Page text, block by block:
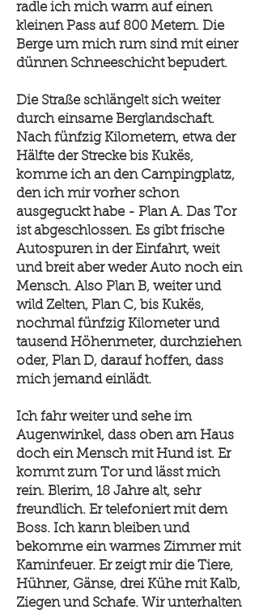
radle ich mich warm auf einen
kleinen Pass auf 800 Metern. Die
Berge um mich rum sind mit einer
dünnen Schneeschicht bepudert.
Die Straße schlängelt sich weiter
durch einsame Berglandschaft.
Nach fünfzig Kilometern, etwa der
Hälfte der Strecke bis Kukës,
komme ich an den Campingplatz,
den ich mir vorher schon
ausgeguckt habe - Plan A. Das Tor
ist abgeschlossen. Es gibt frische
Autospuren in der Einfahrt, weit
und breit aber weder Auto noch ein
Mensch. Also Plan B, weiter und
wild Zelten, Plan C, bis Kukës,
nochmal fünfzig Kilometer und
tausend Höhenmeter, durchziehen
oder, Plan D, darauf hoffen, dass
mich jemand einlädt.
Ich fahr weiter und sehe im
Augenwinkel, dass oben am Haus
doch ein Mensch mit Hund ist. Er
kommt zum Tor und lässt mich
rein. Blerim, 18 Jahre alt, sehr
freundlich. Er telefoniert mit dem
Boss. Ich kann bleiben und
bekomme ein warmes Zimmer mit
Kaminfeuer. Er zeigt mir die Tiere,
Hühner, Gänse, drei Kühe mit Kalb,
Ziegen und Schafe. Wir unterhalten